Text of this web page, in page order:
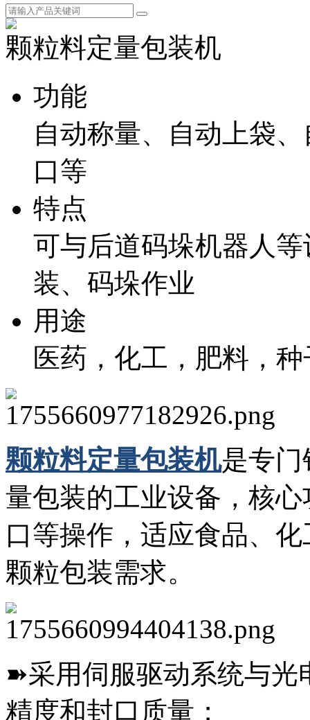
颗粒料定量包装机
功能
自动称量、自动上袋
口等
特点
可与后道码垛机器人
装、码垛作业
用途
医药，化工，肥料，
颗粒料定量包装机是专门
量包装的工业设备，核
口等操作，适应食品、
颗粒包装需求。
➽采用伺服驱动系统与光
精度和封口质量；